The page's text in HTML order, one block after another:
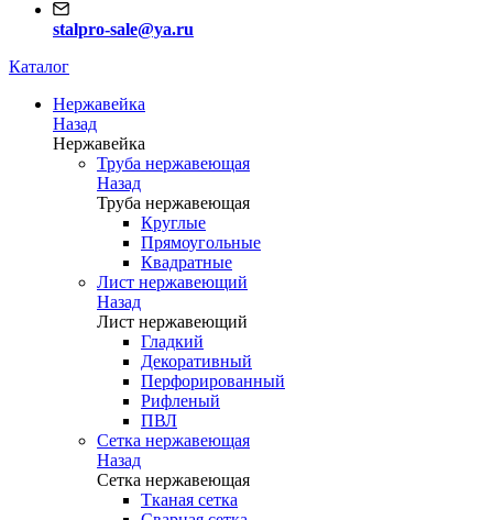
stalpro-sale@ya.ru
Каталог
Нержавейка
Назад
Нержавейка
Труба нержавеющая
Назад
Труба нержавеющая
Круглые
Прямоугольные
Квадратные
Лист нержавеющий
Назад
Лист нержавеющий
Гладкий
Декоративный
Перфорированный
Рифленый
ПВЛ
Сетка нержавеющая
Назад
Сетка нержавеющая
Тканая сетка